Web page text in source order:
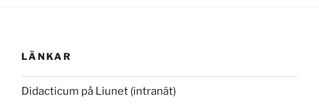
LÄNKAR
Didacticum på Liunet (intranät)